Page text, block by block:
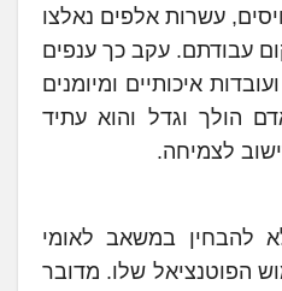
עשרות אלפים נאלצו
עבודתם. עקב כך ענפים
איכותיים ומיומנים
הולך וגדל והוא עתיד
לצמיחה.
להבחין במשאב לאומי
הפוטנציאל שלו. מדובר